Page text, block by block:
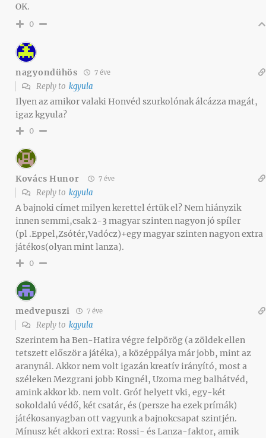
OK.
0
nagyondühös 7 éve
Reply to kgyula
Ilyen az amikor valaki Honvéd szurkolónak álcázza magát,
igaz kgyula?
0
Kovács Hunor 7 éve
Reply to kgyula
A bajnoki címet milyen kerettel értük el? Nem hiányzik
innen semmi,csak 2-3 magyar szinten nagyon jó spíler
(pl .Eppel,Zsótér,Vadócz)+egy magyar szinten nagyon extra
játékos(olyan mint lanza).
0
medvepuszi 7 éve
Reply to kgyula
Szerintem ha Ben-Hatira végre felpörög (a zöldek ellen
tetszett először a játéka), a középpálya már jobb, mint az
aranynál. Akkor nem volt igazán kreatív irányító, most a
széleken Mezgrani jobb Kingnél, Uzoma meg balhátvéd,
amink akkor kb. nem volt. Gróf helyett vki, egy-két
sokoldalú védő, két csatár, és (persze ha ezek prímák)
játékosanyagban ott vagyunk a bajnokcsapat szintjén.
Mínusz két akkori extra: Rossi- és Lanza-faktor, amik